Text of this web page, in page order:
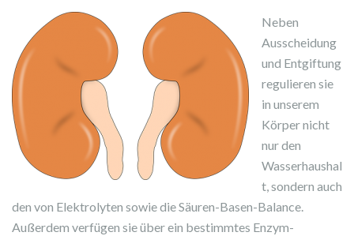
Neben
Ausscheidung
und Entgiftung
regulieren sie
in unserem
Körper nicht
nur den
Wasserhaushal
t, sondern auch
den von Elektrolyt­en sowie die Säuren-Basen-Balance.
Außerdem verfügen sie über ein bestimmtes Enzym-